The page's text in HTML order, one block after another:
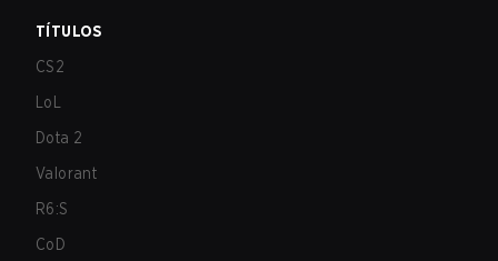
TÍTULOS
CS2
LoL
Dota 2
Valorant
R6:S
CoD